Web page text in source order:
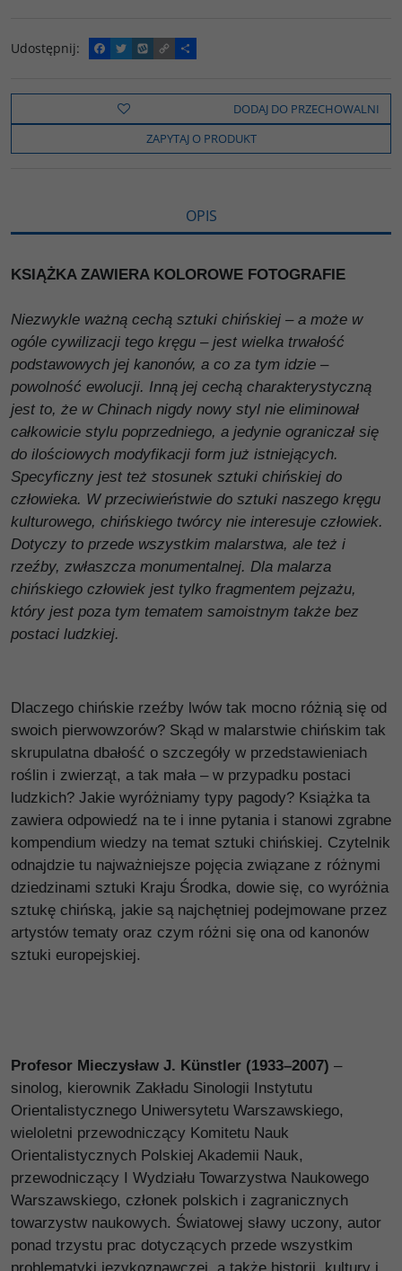
Udostępnij:
F
a
e
o
k
T
w
t
t
e
W
y
o
C
o
y
i
n
k
P
o
z
e
l
s
DODAJ DO PRZECHOWALNI
ZAPYTAJ O PRODUKT
OPIS
KSIĄŻKA ZAWIERA KOLOROWE FOTOGRAFIE
Niezwykle ważną cechą sztuki chińskiej – a może w
ogóle cywilizacji tego kręgu – jest wielka trwałość
podstawowych jej kanonów, a co za tym idzie –
powolność ewolucji. Inną jej cechą charakterystyczną
jest to, że w Chinach nigdy nowy styl nie eliminował
całkowicie stylu poprzedniego, a jedynie ograniczał się
do ilościowych modyfikacji form już istniejących.
Specyficzny jest też stosunek sztuki chińskiej do
człowieka. W przeciwieństwie do sztuki naszego kręgu
kulturowego, chińskiego twórcy nie interesuje człowiek.
Dotyczy to przede wszystkim malarstwa, ale też i
rzeźby, zwłaszcza monumentalnej. Dla malarza
chińskiego człowiek jest tylko fragmentem pejzażu,
który jest poza tym tematem samoistnym także bez
postaci ludzkiej.
Dlaczego chińskie rzeźby lwów tak mocno różnią się od
swoich pierwowzorów? Skąd w malarstwie chińskim tak
skrupulatna dbałość o szczegóły w przedstawieniach
roślin i zwierząt, a tak mała – w przypadku postaci
ludzkich? Jakie wyróżniamy typy pagody? Książka ta
zawiera odpowiedź na te i inne pytania i stanowi zgrabne
kompendium wiedzy na temat sztuki chińskiej. Czytelnik
odnajdzie tu najważniejsze pojęcia związane z różnymi
dziedzinami sztuki Kraju Środka, dowie się, co wyróżnia
sztukę chińską, jakie są najchętniej podejmowane przez
artystów tematy oraz czym różni się ona od kanonów
sztuki europejskiej.
Profesor Mieczysław J. Künstler (1933–2007) –
sinolog, kierownik Zakładu Sinologii Instytutu
Orientalistycznego Uniwersytetu Warszawskiego,
wieloletni przewodniczący Komitetu Nauk
Orientalistycznych Polskiej Akademii Nauk,
przewodniczący I Wydziału Towarzystwa Naukowego
Warszawskiego, członek polskich i zagranicznych
towarzystw naukowych. Światowej sławy uczony, autor
ponad trzystu prac dotyczących przede wszystkim